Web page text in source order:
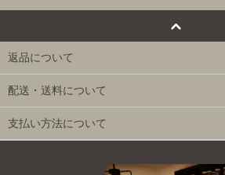
返品について
配送・送料について
支払い方法について